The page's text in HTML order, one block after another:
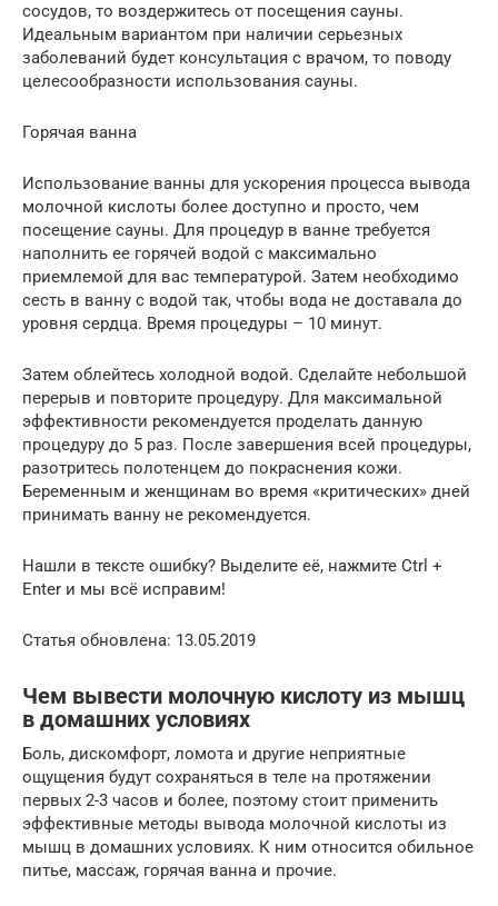
сосудов, то воздержитесь от посещения сауны.
Идеальным вариантом при наличии серьезных
заболеваний будет консультация с врачом, то поводу
целесообразности использования сауны.
Горячая ванна
Использование ванны для ускорения процесса вывода
молочной кислоты более доступно и просто, чем
посещение сауны. Для процедур в ванне требуется
наполнить ее горячей водой с максимально
приемлемой для вас температурой. Затем необходимо
сесть в ванну с водой так, чтобы вода не доставала до
уровня сердца. Время процедуры – 10 минут.
Затем облейтесь холодной водой. Сделайте небольшой
перерыв и повторите процедуру. Для максимальной
эффективности рекомендуется проделать данную
процедуру до 5 раз. После завершения всей процедуры,
разотритесь полотенцем до покраснения кожи.
Беременным и женщинам во время «критических» дней
принимать ванну не рекомендуется.
Нашли в тексте ошибку? Выделите её, нажмите Ctrl +
Enter и мы всё исправим!
Статья обновлена: 13.05.2019
Чем вывести молочную кислоту из мышц
в домашних условиях
Боль, дискомфорт, ломота и другие неприятные
ощущения будут сохраняться в теле на протяжении
первых 2-3 часов и более, поэтому стоит применить
эффективные методы вывода молочной кислоты из
мышц в домашних условиях. К ним относится обильное
питье, массаж, горячая ванна и прочие.